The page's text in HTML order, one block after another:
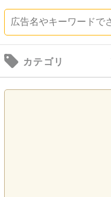
カテゴリ